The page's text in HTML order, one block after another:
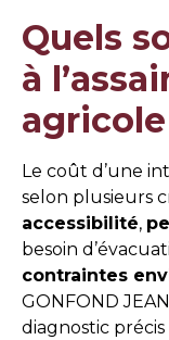
Quels
à
Le coût d’une
selon plusieurs
accessibilité,
besoin
contraintes
GONFOND
diagnostic